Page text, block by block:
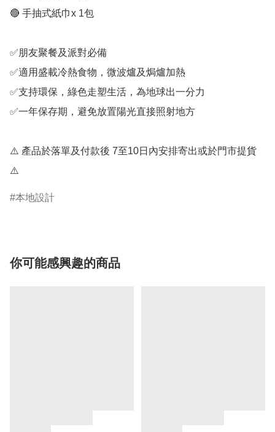
🔴 手抽式紙巾x 1包
✅朋友聚餐及派對必備
✅適用盛載冷熱食物，微波爐及焗爐加熱
✅支持環保，綠色走塑生活，為地球出一分力
✅一年保存期，避免放置陽光直接照射地方
⚠️ 產品於落單及付款後 7至10日內安排寄出或於門市提貨
⚠️
本地設計
你可能感興趣的商品